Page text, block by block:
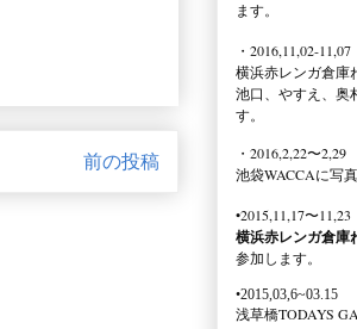
前の投稿
ます。
・2016,11,02-11,07
横浜赤レンガ倉庫
池口、やすえ、奥
す。
・2016,2,22〜2,29
池袋WACCAに写
•2015,11,17〜11,23
横浜赤レンガ倉庫
参加します。
•2015,03,6~03.15
浅草橋TODAYS